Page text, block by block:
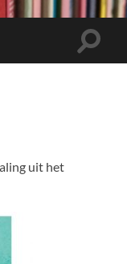
Toggle
uit het